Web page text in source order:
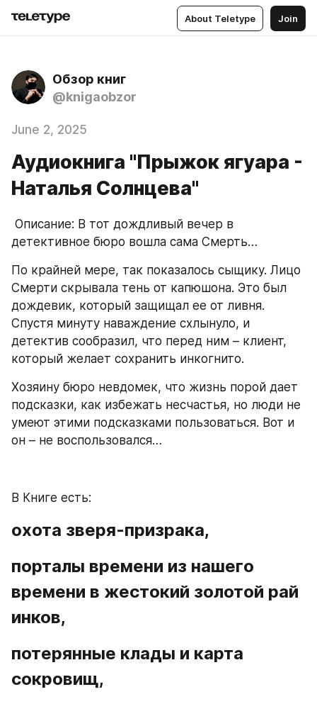
About Teletype Join
Обзор книг
@knigaobzor
June 2, 2025
Аудиокнига "Прыжок ягуара -
Наталья Солнцева"
детективное бюро вошла сама Смерть…
По крайней мере, так показалось сыщику. Лицо
Смерти скрывала тень от капюшона. Это был
дождевик, который защищал ее от ливня.
Спустя минуту наваждение схлынуло, и
детектив сообразил, что перед ним – клиент,
который желает сохранить инкогнито.
Хозяину бюро невдомек, что жизнь порой дает
подсказки, как избежать несчастья, но люди не
умеют этими подсказками пользоваться. Вот и
он – не воспользовался…
В Книге есть:
охота зверя-призрака,
порталы времени из нашего
времени в жестокий золотой рай
инков,
потерянные клады и карта
сокровищ,